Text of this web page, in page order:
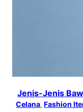
Jenis-Jenis
Celana, Fashion